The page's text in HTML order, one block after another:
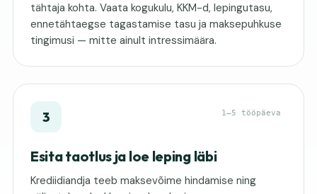
tähtaja kohta. Vaata kogukulu, KKM-d, lepingutasu,
ennetähtaegse tagastamise tasu ja maksepuhkuse
tingimusi — mitte ainult intressimäära.
1–5 tööpäeva
3
Esita taotlus ja loe leping läbi
Krediidiandja teeb maksevõime hindamise ning